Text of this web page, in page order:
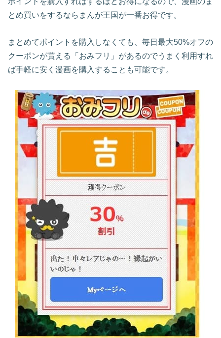
とめ買いをするならまんが王国が一番お得です。
まとめてポイントを購入しなくても、毎日最大50%オフの
クーポンが貰える「おみフリ」があるのでうまく利用すれ
ば手軽に安く漫画を購入することも可能です。